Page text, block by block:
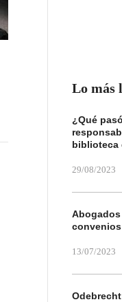
Lo más
¿Qué
biblioteca
29/08/2023
13/07/2023